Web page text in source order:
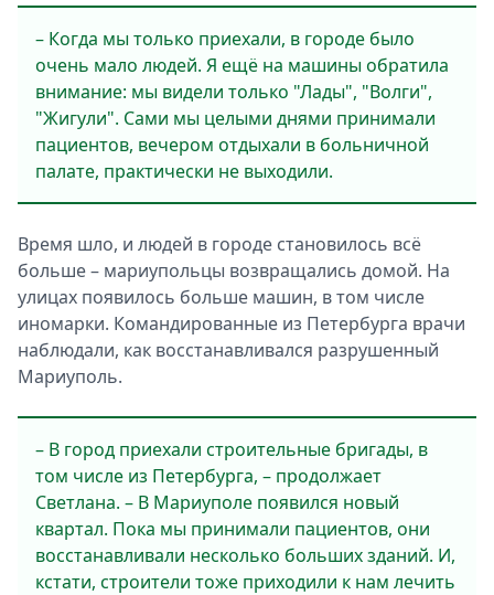
– Когда мы только приехали, в городе было
очень мало людей. Я ещё на машины обратила
внимание: мы видели только "Лады", "Волги",
"Жигули". Сами мы целыми днями принимали
пациентов, вечером отдыхали в больничной
палате, практически не выходили.
Время шло, и людей в городе становилось всё
больше – мариупольцы возвращались домой. На
улицах появилось больше машин, в том числе
иномарки. Командированные из Петербурга врачи
наблюдали, как восстанавливался разрушенный
Мариуполь.
– В город приехали строительные бригады, в
том числе из Петербурга, – продолжает
Светлана. – В Мариуполе появился новый
квартал. Пока мы принимали пациентов, они
восстанавливали несколько больших зданий. И,
кстати, строители тоже приходили к нам лечить